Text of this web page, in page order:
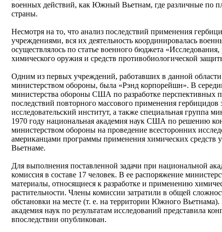
военных действий, как Южный Вьетнам, где различные по
страны.
Несмотря на то, что анализ последствий применения
учреждениями, вся их деятельность координировалась
осуществлялось по статье военного бюджета
химического оружия и средств противобиологической
Одним из первых учреждений, работавших в данной области
министерством обороны, была «Рэнд корпорейшн». В
министерства обороны США по разработке перспективных
последствий повторного массового применения
исследовательский институт, а также специальная группа
1970 году национальная академия наук США по решению
министерством обороны на проведение всесторонних
американцами программы применения химических средств
Вьетнаме.
Для выполнения поставленной задачи при национальной
комиссия в составе 17 человек. В ее распоряжение
материалы, относящиеся к разработке и применению
растительности. Члены комиссии затратили в общей
обстановки на месте (т. е. на территории Южного
академия наук по результатам исследований представила
впоследствии опубликован.